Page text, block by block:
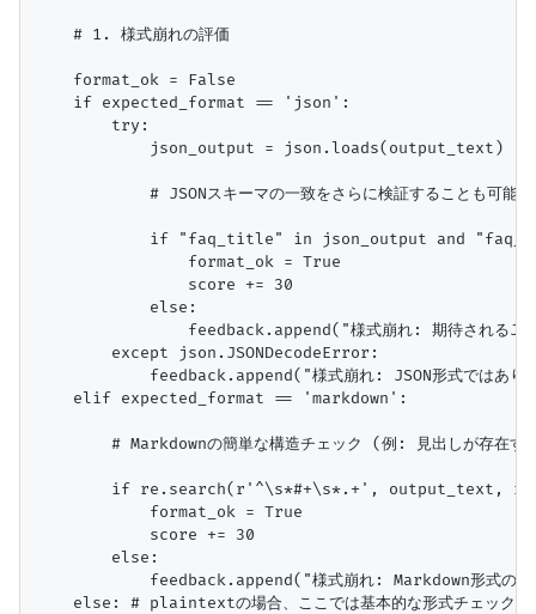
    # 1. 様式崩れの評価
    format_ok = False
    if expected_format == 'json':
        try:
            json_output = json.loads(output_text)
# JSONスキーマの一致をさらに検証することも可
if "faq_title" in json_output and
                format_ok = True
                score += 30
            else:
feedback.append("様式崩れ: 期待される
        except json.JSONDecodeError:
feedback.append("様式崩れ: JSON形式ではあり
    elif expected_format == 'markdown':
# Markdownの簡単な構造チェック (例: 見出しが存在す
if re.search(r'^\s*#+\s*.+', output_text,
            format_ok = True
            score += 30
        else:
feedback.append("様式崩れ: Markdown形式の期待
else: # plaintextの場合、ここでは基本的な形式チェックは